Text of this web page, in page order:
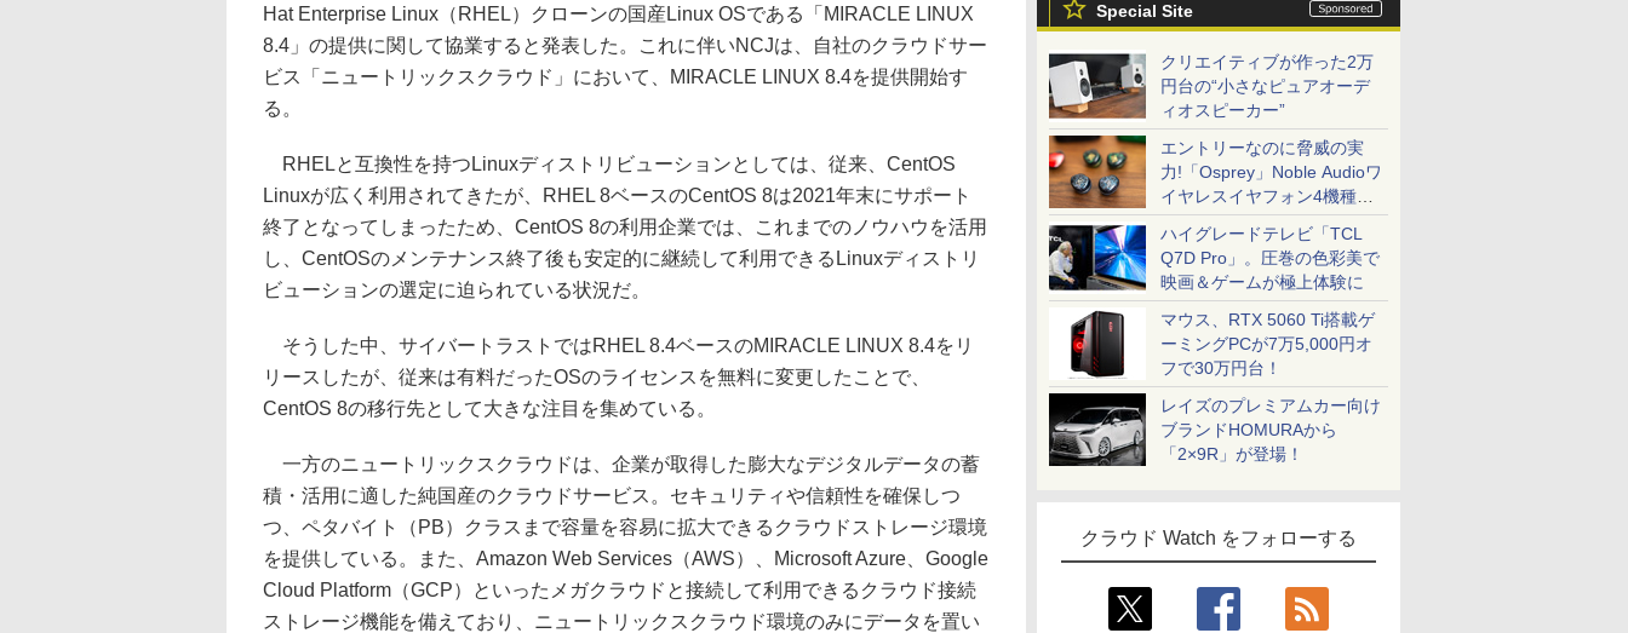
Special Site
クリエイティブが作った2万
円台の“小さなピュアオーデ
ィオスピーカー”
エントリーなのに脅威の実
力!「Osprey」Noble Audioワ
イヤレスイヤフォン4機種を
一気に聴く
ハイグレードテレビ「TCL
Q7D Pro」。圧巻の色彩美で
映画＆ゲームが極上体験に
マウス、RTX 5060 Ti搭載ゲ
ーミングPCが7万5,000円オ
フで30万円台！
レイズのプレミアムカー向け
ブランドHOMURAから
「2×9R」が登場！
クラウド Watch をフォローする
Hat Enterprise Linux（RHEL）クローンの国産Linux OSである「MIRACLE LINUX
8.4」の提供に関して協業すると発表した。これに伴いNCJは、自社のクラウドサー
ビス「ニュートリックスクラウド」において、MIRACLE LINUX 8.4を提供開始す
る。
RHELと互換性を持つLinuxディストリビューションとしては、従来、CentOS
Linuxが広く利用されてきたが、RHEL 8ベースのCentOS 8は2021年末にサポート
終了となってしまったため、CentOS 8の利用企業では、これまでのノウハウを活用
し、CentOSのメンテナンス終了後も安定的に継続して利用できるLinuxディストリ
ビューションの選定に迫られている状況だ。
そうした中、サイバートラストではRHEL 8.4ベースのMIRACLE LINUX 8.4をリ
リースしたが、従来は有料だったOSのライセンスを無料に変更したことで、
CentOS 8の移行先として大きな注目を集めている。
一方のニュートリックスクラウドは、企業が取得した膨大なデジタルデータの蓄
積・活用に適した純国産のクラウドサービス。セキュリティや信頼性を確保しつ
つ、ペタバイト（PB）クラスまで容量を容易に拡大できるクラウドストレージ環境
を提供している。また、Amazon Web Services（AWS）、Microsoft Azure、Google
Cloud Platform（GCP）といったメガクラウドと接続して利用できるクラウド接続
ストレージ機能を備えており、ニュートリックスクラウド環境のみにデータを置い